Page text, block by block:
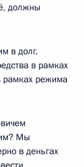
должны
в долг.
в рамках
рамках режима
Мы
в деньгах